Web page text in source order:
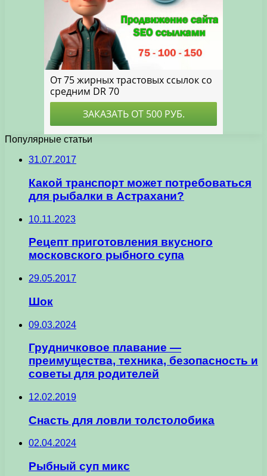
Популярные статьи
31.07.2017
Какой транспорт может потребоваться
для рыбалки в Астрахани?
10.11.2023
Рецепт приготовления вкусного
московского рыбного супа
29.05.2017
Шок
09.03.2024
Грудничковое плавание —
преимущества, техника, безопасность и
советы для родителей
12.02.2019
Cнасть для ловли толстолобика
02.04.2024
Рыбный суп микс